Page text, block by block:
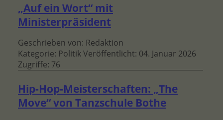
„Auf ein Wort“ mit
Ministerpräsident
Geschrieben von: Redaktion
Kategorie: PolitikVeröffentlicht: 04. Januar 2026
Zugriffe: 76
Hip-Hop-Meisterschaften: „The
Move“ von Tanzschule Bothe